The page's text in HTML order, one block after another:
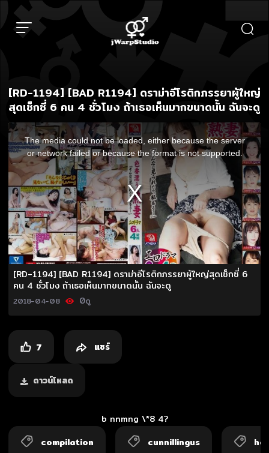
Skip
to
content
[RD-1194] [BAD R1194] ดราม่าอีโรติกภรรยาผู้ใหญ่
สุดเซ็กซี่ 6 คน 4 ชั่วโมง ถ้าเธอเห็นมากขนาดนั้น ฉันจะดู
This
a
modal
window.
The media could not be loaded, either because the server
or network failed or because the format is not supported.
[RD-1194] [BAD R1194] ดราม่าอีโรติกภรรยาผู้ใหญ่สุดเซ็กซี่ 6
คน 4 ชั่วโมง ถ้าเธอเห็นมากขนาดนั้น ฉันจะดู
2018-04-08 0ดู
7 แชร์
ดาวน์โหลด
b nnmng \*8 4?
compilation
cunnillingus